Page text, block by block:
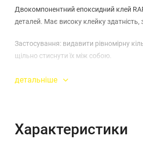
Двокомпонентний епоксидний клей
деталей. Має високу клейку
Застосування: видавити рівномірну
щільно стиснути їх між собою.
детальніше
Характеристики